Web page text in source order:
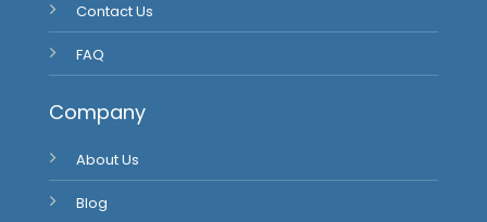
Contact Us
FAQ
Company
About Us
Blog